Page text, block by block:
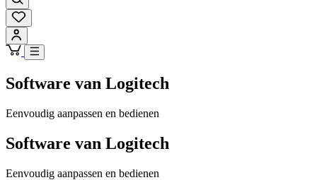
Software van Logitech
Eenvoudig aanpassen en bedienen
Software van Logitech
Eenvoudig aanpassen en bedienen